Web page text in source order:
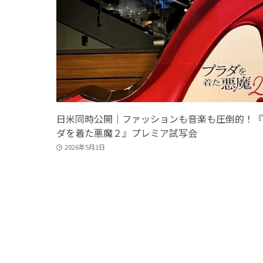
日米同時公開｜ファッションも音楽も圧倒的！
ダを着た悪魔２』プレミア試写会
2026年5月1日